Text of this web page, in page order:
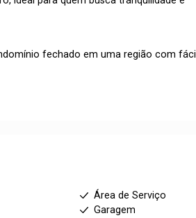
fechado em uma região com fácil
Área de Serviço
Garagem